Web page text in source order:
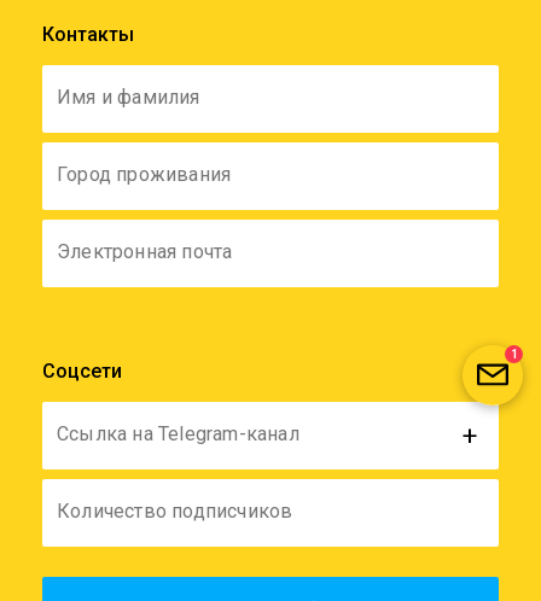
Контакты
Имя и фамилия
Город проживания
Электронная почта
Соцсети
Ссылка на Telegram-канал +
Количество подписчиков
1